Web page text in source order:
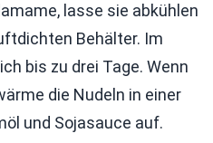
lasse sie abkühlen
Behälter. Im
bis zu drei Tage. Wenn
die Nudeln in einer
und Sojasauce auf.